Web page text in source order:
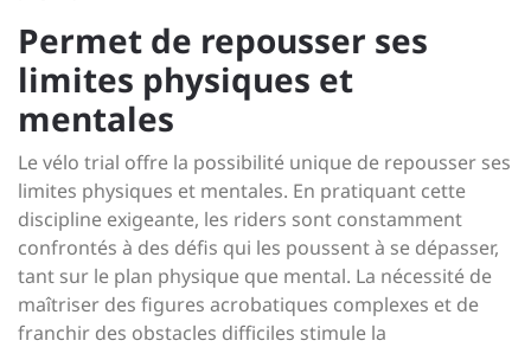
Permet de repousser ses
limites physiques et
mentales
Le vélo trial offre la possibilité unique de repousser ses
limites physiques et mentales. En pratiquant cette
discipline exigeante, les riders sont constamment
confrontés à des défis qui les poussent à se dépasser,
tant sur le plan physique que mental. La nécessité de
maîtriser des figures acrobatiques complexes et de
franchir des obstacles difficiles stimule la